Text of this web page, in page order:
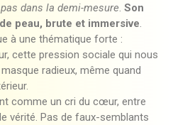
dans la demi-mesure.Son
peau, brute et immersive.
à une thématique forte :
cette pression sociale qui nous
radieux, même quand
comme un cri du cœur, entre
vérité. Pas de faux-semblants